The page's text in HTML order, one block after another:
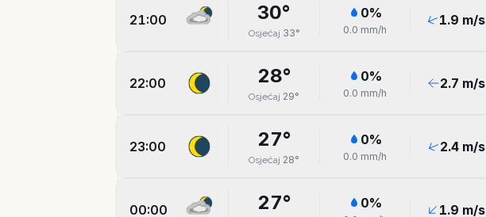
21:00 30°
Osjećaj 33°
0%
0.0 mm/h
1.9 m/s
22:00 28°
Osjećaj 29°
0%
0.0 mm/h
2.7 m/s
23:00 27°
Osjećaj 28°
0%
0.0 mm/h
2.4m/s
00:00 27° 0% 1.9 m/s